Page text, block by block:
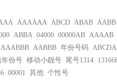
AAAAAA ABCD ABAB AABB
ABBA 04000 00000AB AAAAB
AAABBB AABBB 年份号码
年份号 移动小靓号 尾号1314
00001 其他 个性号